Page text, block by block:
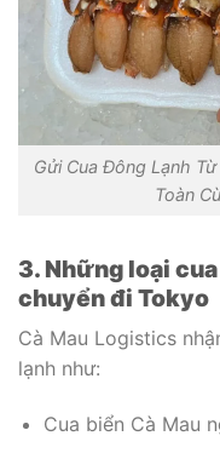
Gửi Cua Đông Lạnh
Toàn
3. Những loại
chuyển đi Tokyo
Cà Mau Logistics
lạnh như:
Cua biển Cà Mau